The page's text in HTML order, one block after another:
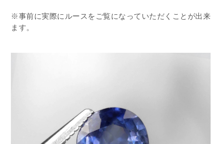
※事前に実際にルースをご覧になっていただくことが出来
ます。